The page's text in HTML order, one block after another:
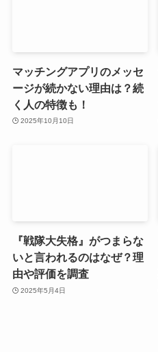
マッチングアプリのメッセ
ージが続かない理由は？続
く人の特徴も！
2025年10月10日
『戦隊大失格』がつまらな
いと言われるのはなぜ？理
由や評価を調査
2025年5月4日